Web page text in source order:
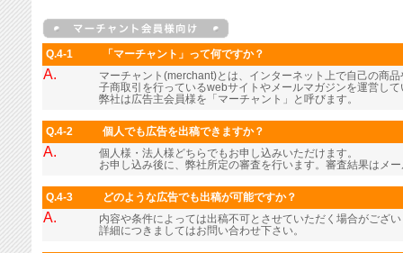
Q.4-1 「マーチャント」って何ですか？
A.
マーチャント(merchant)とは、インターネット上で自己の商
子商取引を行っているwebサイトやメールマガジンを運営し
弊社は広告主会員様を「マーチャント」と呼びます。
Q.4-2 個人でも広告を出稿できますか？
A.
個人様・法人様どちらでもお申し込みいただけます。
お申し込み後に、弊社所定の審査を行います。審査結果はメ
Q.4-3 どのような広告でも出稿が可能ですか？
A.
内容や条件によっては出稿不可とさせていただく場合がござ
詳細につきましてはお問い合わせ下さい。